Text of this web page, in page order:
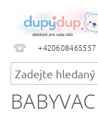
+420608465557
BABYVAC